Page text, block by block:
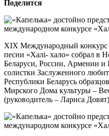
Поделится
XIX Международный конкурс
песни «Халі- хало» собрал в
Беларуси, России, Армении
солистки Заслуженного
Республики Беларусь
Мирского Дома культуры –
(руководитель – Лариса